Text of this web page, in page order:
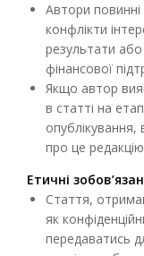
Автори повинні
конфлікти
результати
фінансової
Якщо автор
в статті на
про це
Етичні
Стаття,
як
передаватись